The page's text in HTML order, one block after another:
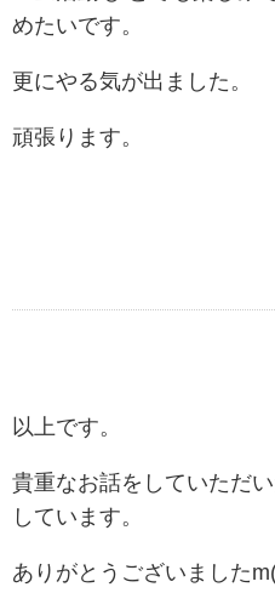
めたいです。
更にやる気が出ました。
頑張ります。
以上です。
貴重なお話をしていただ
しています。
ありがとうございました